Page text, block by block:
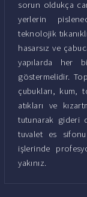
sorun oldukça
yerlerin
teknolojik
hasarsız ve
yapılarda her
göstermelidir.
çubukları, kum,
atıkları ve
tutunarak gideri
tuvalet es
işlerinde
yakınız.